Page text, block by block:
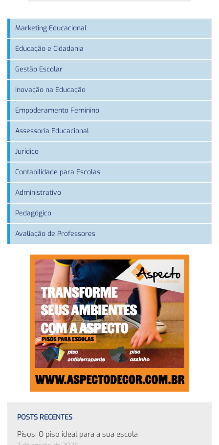
Marketing Educacional
Educação e Cidadania
Gestão Escolar
Inovação na Educação
Empoderamento Feminino
Assessoria Educacional
Jurídico
Contabilidade para Escolas
Administrativo
Pedagógico
Avaliação de Professores
POSTS RECENTES
Pisos: O piso ideal para a sua escola